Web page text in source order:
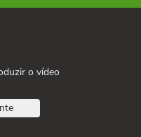
o vídeo